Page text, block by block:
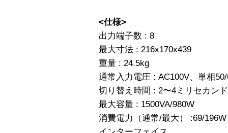
<仕様>
出力端子数 : 8
最大寸法 : 216x170x439
重量 : 24.5kg
通常入力電圧 : AC100V、単相
切り替え時間 : 2〜4ミリセカンド
最大容量 : 1500VA/980W
消費電力（通常/最大） :69/196W